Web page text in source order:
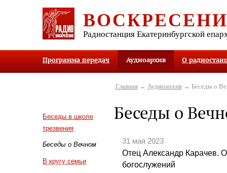
Радиостанция Екатеринбургской
Программа передач Аудиоархив О
Беседы в школе
трезвения
Беседы о Вечном
В кругу семьи
Главная→ Аудиоархив→ Беседы о
Беседы о
31 мая 2023
Отец Александр Карачев.
богослужений